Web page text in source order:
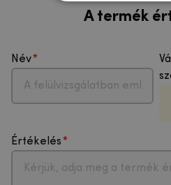
A termék
Név
Értékelés